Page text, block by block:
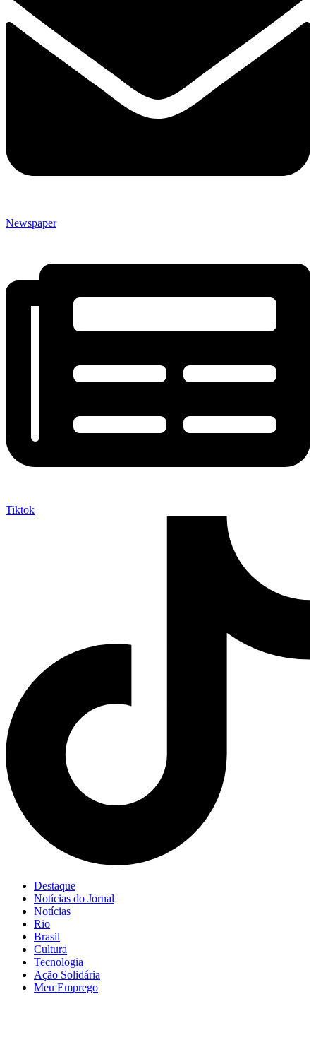
Newspaper
Tiktok
Destaque
Notícias do Jornal
Notícias
Rio
Brasil
Cultura
Tecnologia
Ação Solidária
Meu Emprego